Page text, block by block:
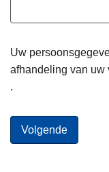
Uw
afhandeling van uw
.